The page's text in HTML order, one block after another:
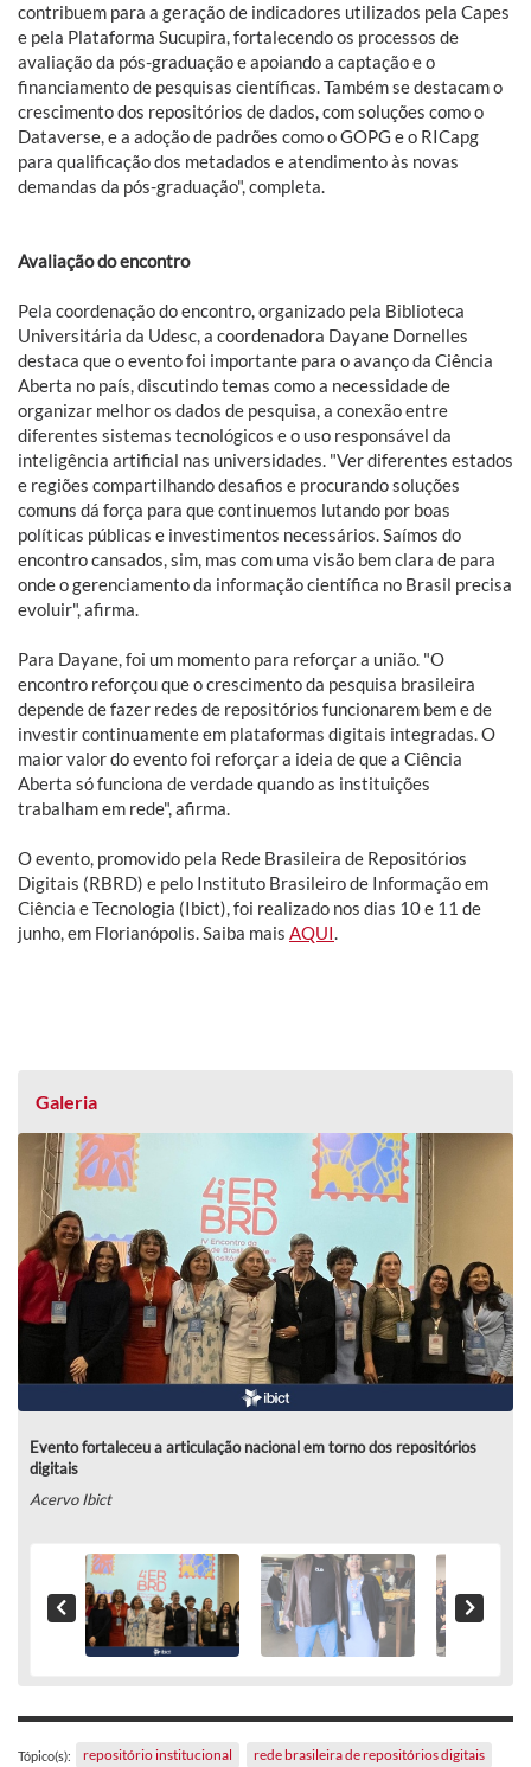
contribuem para a geração de indicadores utilizados pela Capes
e pela Plataforma Sucupira, fortalecendo os processos de
avaliação da pós-graduação e apoiando a captação e o
financiamento de pesquisas científicas. Também se destacam o
crescimento dos repositórios de dados, com soluções como o
Dataverse, e a adoção de padrões como o GOPG e o RICapg
para qualificação dos metadados e atendimento às novas
demandas da pós-graduação", completa.
Avaliação do encontro
Pela coordenação do encontro, organizado pela Biblioteca
Universitária da Udesc, a coordenadora Dayane Dornelles
destaca que o evento foi importante para o avanço da Ciência
Aberta no país, discutindo temas como a necessidade de
organizar melhor os dados de pesquisa, a conexão entre
diferentes sistemas tecnológicos e o uso responsável da
inteligência artificial nas universidades. "Ver diferentes estados
e regiões compartilhando desafios e procurando soluções
comuns dá força para que continuemos lutando por boas
políticas públicas e investimentos necessários. Saímos do
encontro cansados, sim, mas com uma visão bem clara de para
onde o gerenciamento da informação científica no Brasil precisa
evoluir", afirma.
Para Dayane, foi um momento para reforçar a união. "O
encontro reforçou que o crescimento da pesquisa brasileira
depende de fazer redes de repositórios funcionarem bem e de
investir continuamente em plataformas digitais integradas. O
maior valor do evento foi reforçar a ideia de que a Ciência
Aberta só funciona de verdade quando as instituições
trabalham em rede", afirma.
O evento, promovido pela Rede Brasileira de Repositórios
Digitais (RBRD) e pelo Instituto Brasileiro de Informação em
Ciência e Tecnologia (Ibict), foi realizado nos dias 10 e 11 de
junho, em Florianópolis. Saiba mais AQUI.
Galeria
Evento fortaleceu a articulação nacional em torno dos repositórios
digitais
Acervo Ibict
Tópico(s): repositório institucional rede brasileira de repositórios digitais